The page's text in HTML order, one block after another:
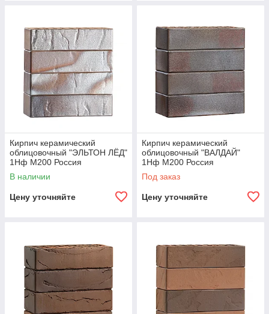
Кирпич керамический
облицовочный "ЭЛЬТОН ЛЁД"
1Нф М200 Россия
В наличии
Цену уточняйте
Кирпич керамический
облицовочный "ВАЛДАЙ"
1Нф М200 Россия
Под заказ
Цену уточняйте